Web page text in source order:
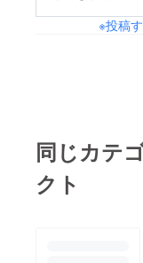
※投稿
同じカテ
クト